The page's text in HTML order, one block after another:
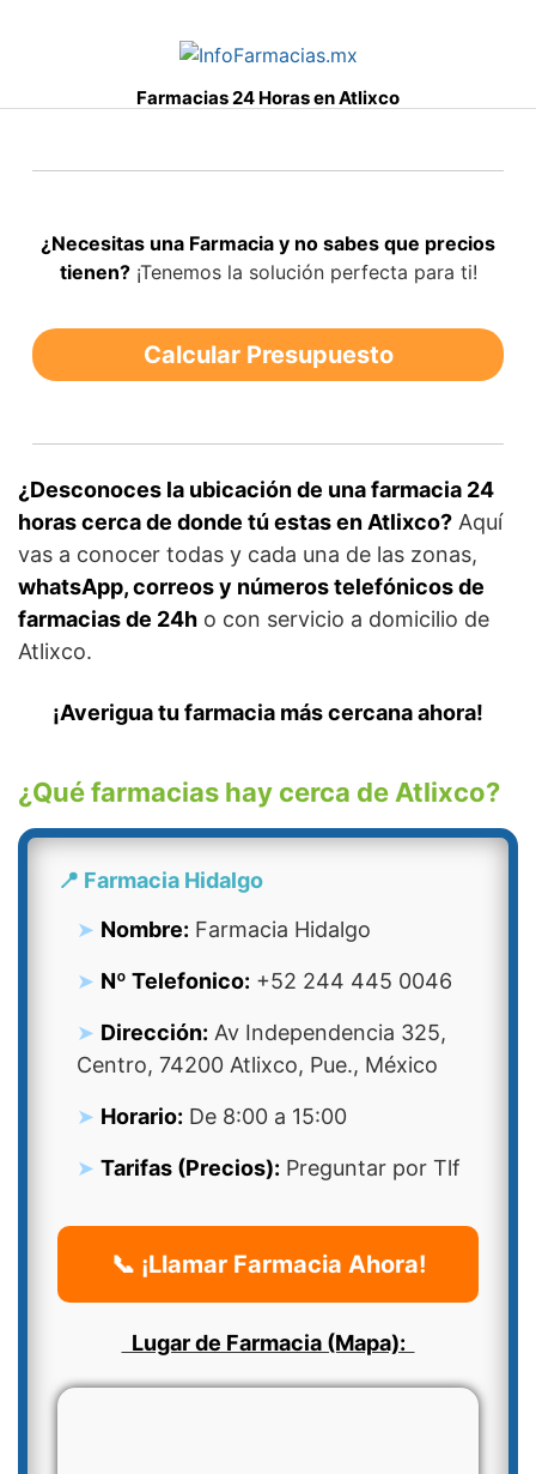
Farmacias 24 Horas en Atlixco
¿Necesitas una Farmacia y no sabes que precios
tienen?¡Tenemos la solución perfecta para ti!
Calcular Presupuesto
¿Desconoces la ubicación de una farmacia 24
horas cerca de donde tú estas en Atlixco? Aquí
vas a conocer todas y cada una de las zonas,
whatsApp, correos y números telefónicos de
farmacias de 24h o con servicio a domicilio de
Atlixco.
¡Averigua tu farmacia más cercana ahora!
¿Qué farmacias hay cerca de Atlixco?
📍 Farmacia Hidalgo
Nombre: Farmacia Hidalgo
Nº Telefonico: +52 244 445 0046
Dirección: Av Independencia 325,
Centro, 74200 Atlixco, Pue., México
Horario: De 8:00 a 15:00
Tarifas (Precios): Preguntar por Tlf
📞 ¡Llamar Farmacia Ahora!
Lugar de Farmacia (Mapa):